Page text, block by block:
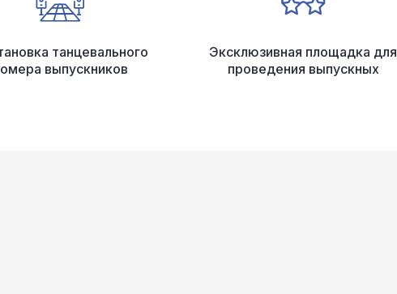
танцевального
выпускников
Эксклюзивная площадка для
проведения выпускных